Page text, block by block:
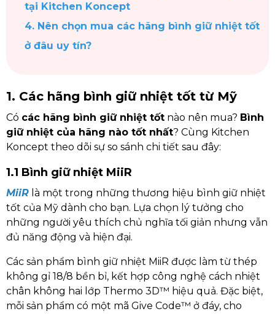
tại Kitchen Koncept
4. Nên chọn mua các hãng bình giữ nhiệt tốt
ở đâu uy tín?
1. Các hãng bình giữ nhiệt tốt từ Mỹ
Có các hãng bình giữ nhiệt tốt nào nên mua? Bình
giữ nhiệt của hãng nào tốt nhất? Cùng Kitchen
Koncept theo dõi sự so sánh chi tiết sau đây:
1.1 Bình giữ nhiệt MiiR
MiiR là một trong những thương hiệu bình giữ nhiệt
tốt của Mỹ dành cho bạn. Lựa chọn lý tưởng cho
những người yêu thích chủ nghĩa tối giản nhưng vẫn
đủ năng động và hiện đại.
Các sản phẩm bình giữ nhiệt MiiR được làm từ thép
không gỉ 18/8 bền bỉ, kết hợp công nghệ cách nhiệt
chân không hai lớp Thermo 3D™ hiệu quả. Đặc biệt,
mỗi sản phẩm có một mã Give Code™ ở đáy, cho